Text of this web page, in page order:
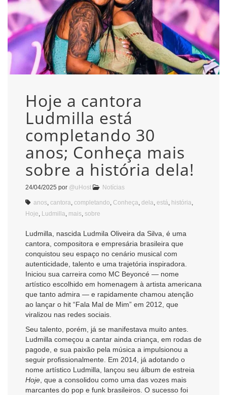
Hoje a cantora
Ludmilla está
completando 30
anos; Conheça mais
sobre a história dela!
24/04/2025 por @uHost Notícias
anos cantora completando Conheça dela está história
Hoje Ludmilla mais sobre
Ludmilla, nascida Ludmila Oliveira da Silva, é uma
cantora, compositora e empresária brasileira que
conquistou seu espaço no cenário musical com
autenticidade, talento e uma trajetória inspiradora.
Iniciou sua carreira como MC Beyoncé — nome
artístico escolhido em homenagem à artista americana
que tanto admira — e rapidamente chamou atenção
ao lançar o hit “Fala Mal de Mim” em 2012, que
viralizou nas redes sociais.
Seu talento, porém, já se manifestava muito antes.
Ludmilla começou a cantar ainda criança, em rodas de
pagode, e sua paixão pela música a impulsionou a
seguir profissionalmente. Em 2014, já adotando o
nome artístico Ludmilla, lançou seu álbum de estreia
Hoje , que a consolidou como uma das vozes mais
marcantes do pop e funk brasileiros. O sucesso foi